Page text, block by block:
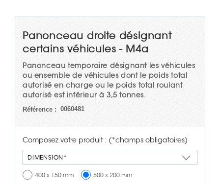
Panonceau droite désignant
certains véhicules - M4a
Panonceau temporaire désignant les véhicules
ou ensemble de véhicules dont le poids total
autorisé en charge ou le poids total roulant
autorisé est inférieur à 3,5 tonnes.
Référence : 0060481
Composez votre produit : (*champs obligatoires)
DIMENSION*
400 x 150 mm 500 x 200 mm